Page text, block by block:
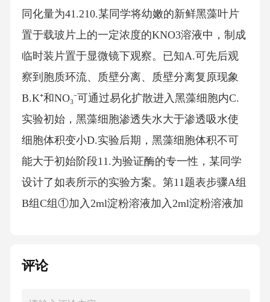
同化量为41.210.某同学将幼嫩的新鲜黑藻叶片
置于载玻片上的一定浓度的KNO3溶液中，制成
临时装片置于显微镜下观察。已知A.可先后观
察到胞质环流、质壁分离、质壁分离复原现象
B.K⁺和NO₃⁻可通过易化扩散进入黑藻细胞内C.
实验初始，黑藻细胞渗透失水大于渗透吸水使
细胞体积变小D.实验后期，黑藻细胞体积不可
能大于初始阶段11.为验证酶的专一性，某同学
设计了如表所示的实验方案。第11题表步骤A组
B组C组①加入2ml淀粉溶液加入2ml淀粉溶液加
理。下列叙述错误的是A.选择37℃的原因是该
评论